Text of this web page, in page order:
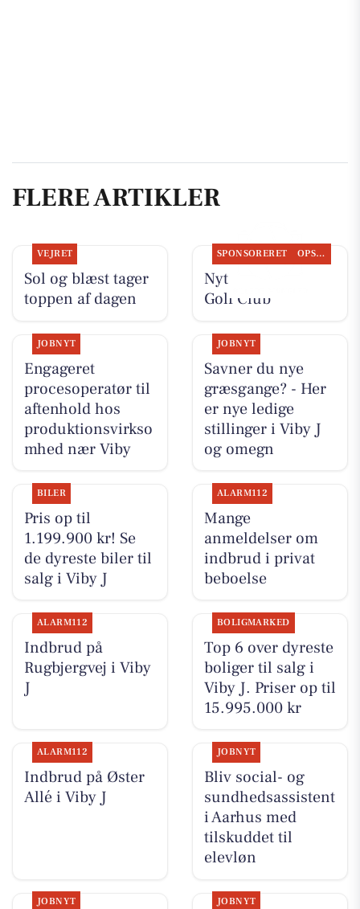
FLERE ARTIKLER
VEJRET
Sol og blæst tager
toppen af dagen
SPONSORERET OPSLAGSTAVLEN
Nyt fra Aarhus
Golf Club
JOBNYT
Engageret
procesoperatør til
aftenhold hos
produktionsvirkso
mhed nær Viby
JOBNYT
Savner du nye
græsgange? - Her
er nye ledige
stillinger i Viby J
og omegn
BILER
Pris op til
1.199.900 kr! Se
de dyreste biler til
salg i Viby J
ALARM112
Mange
anmeldelser om
indbrud i privat
beboelse
ALARM112
Indbrud på
Rugbjergvej i Viby
J
BOLIGMARKED
Top 6 over dyreste
boliger til salg i
Viby J. Priser op til
15.995.000 kr
ALARM112
Indbrud på Øster
Allé i Viby J
JOBNYT
Bliv social- og
sundhedsassistent
i Aarhus med
tilskuddet til
elevløn
JOBNYT JOBNYT